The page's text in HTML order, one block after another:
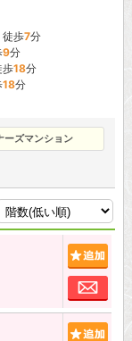
徒歩7分
9分
歩18分
18分
ーズマンション
お